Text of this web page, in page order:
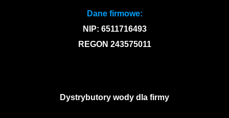
Dane firmowe:
NIP: 6511716493
REGON 243575011
Dystrybutory wody dla firmy